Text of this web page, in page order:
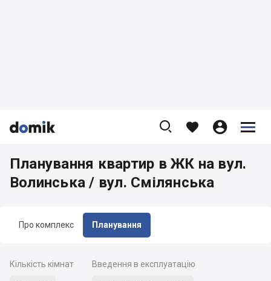


    


Про комплекс Планування
Планування квартир в ЖК на вул.
Волинська / вул. Смілянська
Кількість кімнат Введення в експлуатацію